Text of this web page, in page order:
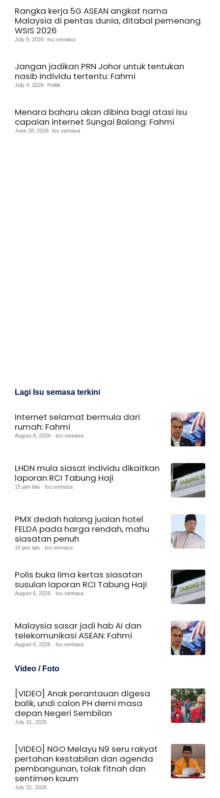
Rangka kerja 5G ASEAN angkat nama
Malaysia di pentas dunia, ditabal pemenang
WSIS 2026
July 9, 2026· Isu semasa
Jangan jadikan PRN Johor untuk tentukan
nasib individu tertentu: Fahmi
July 4, 2026· Politik
Menara baharu akan dibina bagi atasi isu
capaian internet Sungai Balang: Fahmi
June 28, 2026· Isu semasa
Lagi Isu semasa terkini
Internet selamat bermula dari
rumah: Fahmi
August 8, 2026 · Isu semasa
LHDN mula siasat individu dikaitkan
laporan RCI Tabung Haji
15 jam lalu · Isu semasa
PMX dedah halang jualan hotel
FELDA pada harga rendah, mahu
siasatan penuh
15 jam lalu · Isu semasa
Polis buka lima kertas siasatan
susulan laporan RCI Tabung Haji
August 6, 2026 · Isu semasa
Malaysia sasar jadi hab AI dan
telekomunikasi ASEAN: Fahmi
August 6, 2026 · Isu semasa
Video / Foto
[VIDEO] Anak perantauan digesa
balik, undi calon PH demi masa
depan Negeri Sembilan
July 31, 2026
[VIDEO] NGO Melayu N9 seru rakyat
pertahan kestabilan dan agenda
pembangunan, tolak fitnah dan
sentimen kaum
July 31, 2026